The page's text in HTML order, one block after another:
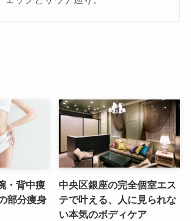
・背中痩
部分痩身
中央区銀座の完全個室エス
テで叶える、人に見られな
い本気のボディケア